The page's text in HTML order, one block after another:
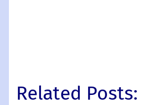
Related Posts: